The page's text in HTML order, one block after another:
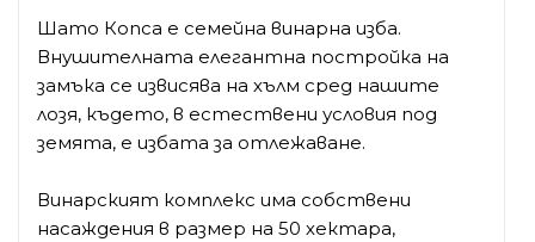
Шато Копса е семейна винарна изба.
Внушителната елегантна постройка на
замъка се извисява на хълм сред нашите
лозя, където, в естествени условия под
земята, е избата за отлежаване.
Винарският комплекс има собствени
насаждения в размер на 50 хектара,